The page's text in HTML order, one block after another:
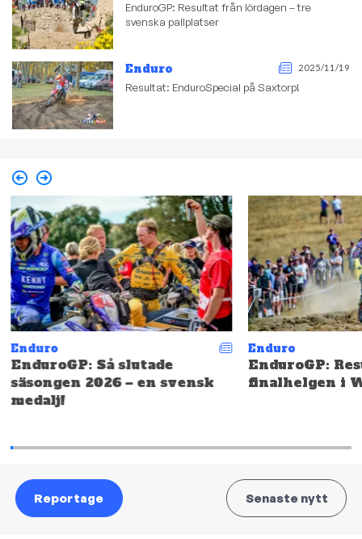
EnduroGP: Resultat från lördagen – tre
svenska pallplatser
Enduro 2025/11/19
Resultat: EnduroSpecial på Saxtorp!
Enduro
EnduroGP: Så slutade
säsongen 2026 – en svensk
medalj!
Enduro
EnduroGP:
finalhelgen i
Reportage Senaste nytt